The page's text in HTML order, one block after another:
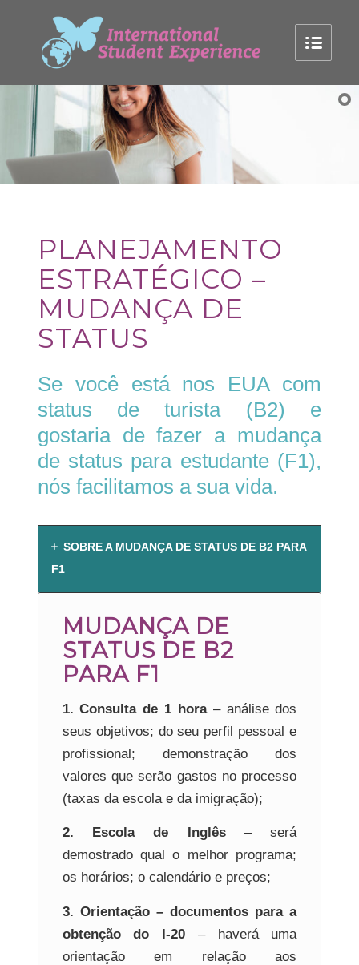
PLANEJAMENTO
ESTRATÉGICO –
MUDANÇA DE
STATUS
Se você está nos EUA com
status de turista (B2) e
gostaria de fazer a mudança
de status para estudante (F1),
nós facilitamos a sua vida.
SOBRE A MUDANÇA DE STATUS DE B2 PARA
F1
MUDANÇA DE
STATUS DE B2
PARA F1
1. Consulta de 1 hora– análise dos
seus objetivos; do seu perfil pessoal e
profissional; demonstração dos
valores que serão gastos no processo
(taxas da escola e da imigração);
2. Escola de Inglês– será
demostrado qual o melhor programa;
os horários; o calendário e preços;
3. Orientação – documentos para a
obtenção do I-20 – haverá uma
orientação em relação aos